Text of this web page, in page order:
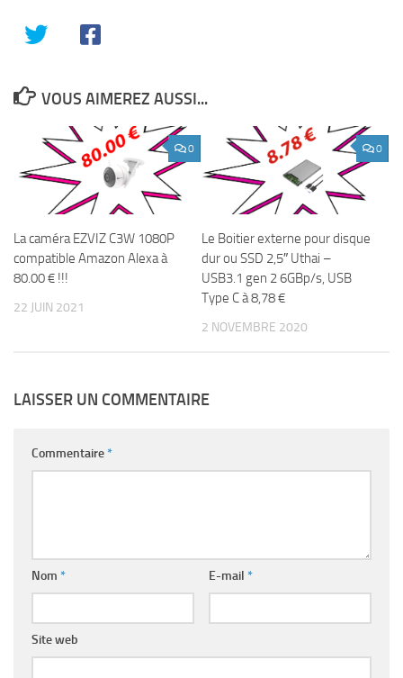
VOUS AIMEREZ AUSSI...
0
La caméra EZVIZ C3W 1080P
compatible Amazon Alexa à
80.00 € !!!
22 JUIN 2021
0
Le Boitier externe pour disque
dur ou SSD 2,5″ Uthai –
USB3.1 gen 2 6GBp/s, USB
Type C à 8,78 €
2 NOVEMBRE 2020
LAISSER UN COMMENTAIRE
Commentaire*
Nom * E-mail *
Site web